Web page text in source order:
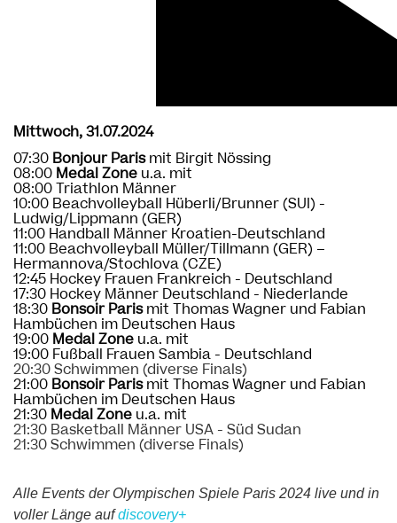
Mittwoch, 31.07.2024
07:30 Bonjour Parismit Birgit Nössing
08:00 Medal Zone u.a. mit
08:00 Triathlon Männer
10:00 Beachvolleyball Hüberli/Brunner (SUI) -
Ludwig/Lippmann (GER)
11:00 Handball Männer Kroatien-Deutschland
11:00 Beachvolleyball Müller/Tillmann (GER) –
Hermannova/Stochlova (CZE)
12:45 Hockey Frauen Frankreich - Deutschland
17:30 Hockey Männer Deutschland - Niederlande
18:30 Bonsoir Parismit Thomas Wagner und Fabian
Hambüchen im Deutschen Haus
19:00 Medal Zone u.a. mit
19:00 Fußball Frauen Sambia - Deutschland
20:30 Schwimmen (diverse Finals)
21:00 Bonsoir Parismit Thomas Wagner und Fabian
Hambüchen im Deutschen Haus
21:30 Medal Zone u.a. mit
21:30 Basketball Männer USA - Süd Sudan
21:30 Schwimmen (diverse Finals)
Alle Events der Olympischen Spiele Paris 2024 live und in
voller Länge aufdiscovery+